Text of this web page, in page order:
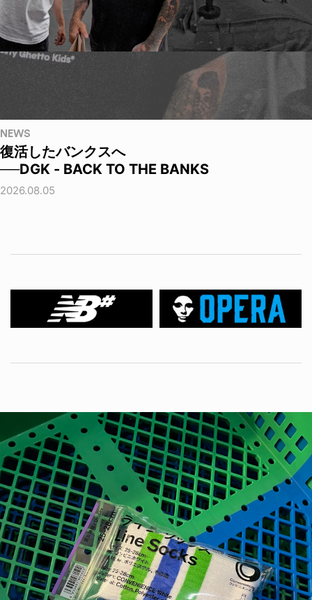
NEWS
復活したバンクスへ
──DGK - BACK TO THE BANKS
2026.08.05